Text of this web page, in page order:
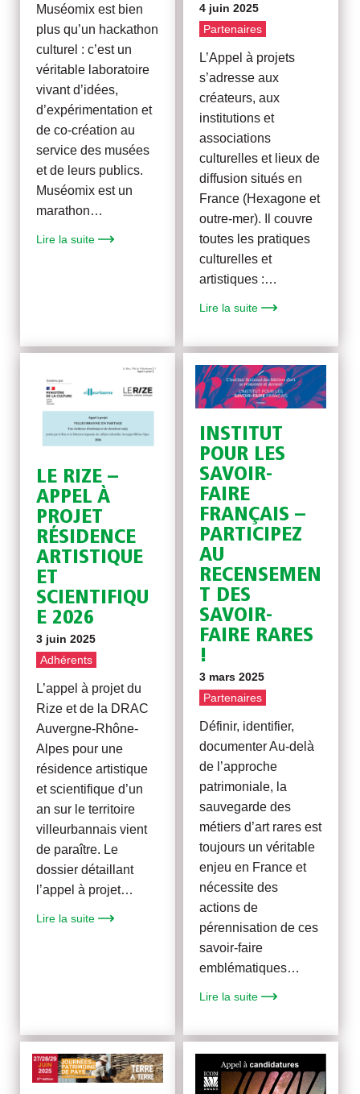
Muséomix est bien
plus qu’un hackathon
culturel : c’est un
véritable laboratoire
vivant d’idées,
d’expérimentation et
de co-création au
service des musées
et de leurs publics.
Muséomix est un
marathon…
Lire la suite
4 juin 2025
Partenaires
L’Appel à projets
s’adresse aux
créateurs, aux
institutions et
associations
culturelles et lieux de
diffusion situés en
France (Hexagone et
outre-mer). Il couvre
toutes les pratiques
culturelles et
artistiques :…
Lire la suite
LE RIZE –
APPEL À
PROJET
RÉSIDENCE
ARTISTIQUE
ET
SCIENTIFIQU
E 2026
3 juin 2025
Adhérents
L’appel à projet du
Rize et de la DRAC
Auvergne-Rhône-
Alpes pour une
résidence artistique
et scientifique d’un
an sur le territoire
villeurbannais vient
de paraître. Le
dossier détaillant
l’appel à projet…
Lire la suite
INSTITUT
POUR LES
SAVOIR-
FAIRE
FRANÇAIS –
PARTICIPEZ
AU
RECENSEMEN
T DES
SAVOIR-
FAIRE RARES
!
3 mars 2025
Partenaires
Définir, identifier,
documenter Au-delà
de l’approche
patrimoniale, la
sauvegarde des
métiers d’art rares est
toujours un véritable
enjeu en France et
nécessite des
actions de
pérennisation de ces
savoir-faire
emblématiques…
Lire la suite